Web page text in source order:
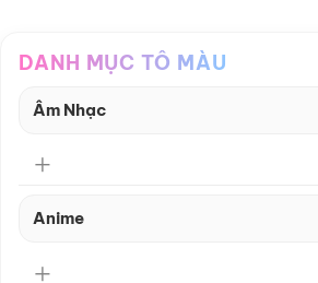
DANH MỤC TÔ MÀU
Âm Nhạc
Anime